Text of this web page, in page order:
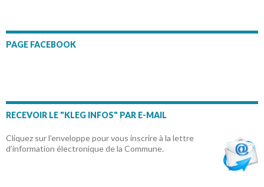
PAGE FACEBOOK
RECEVOIR LE "KLEG INFOS" PAR E-MAIL
Cliquez sur l’enveloppe pour vous inscrire à la lettre
d’information électronique de la Commune.